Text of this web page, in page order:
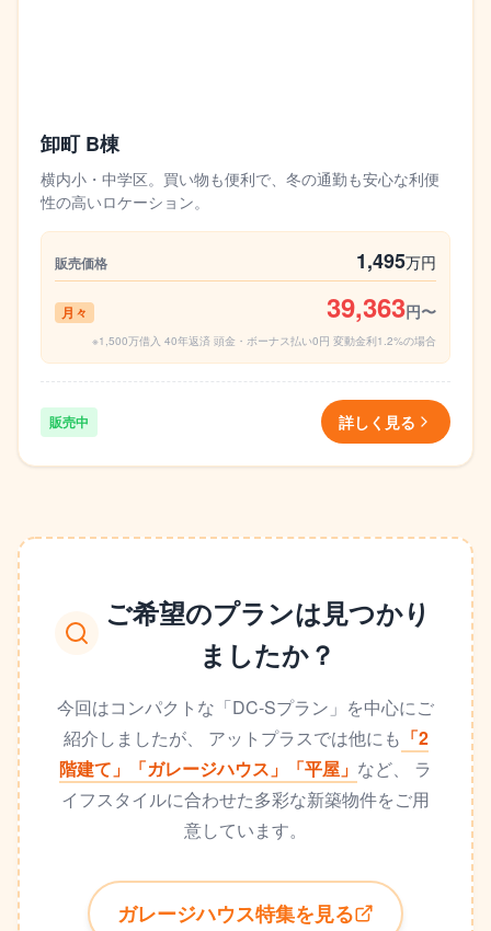
卸町 B棟
横内小・中学区。買い物も便利で、冬の通勤も安心な利便
性の高いロケーション。
販売価格 1,495万円
月々 39,363円〜
※1,500万借入 40年返済 頭金・ボーナス払い0円 変動金利1.2%の場合
販売中 詳しく見る
ご希望のプランは見つかり
ましたか？
今回はコンパクトな「DC-Sプラン」を中心にご
紹介しましたが、
アットプラスでは他にも 「2
階建て」「ガレージハウス」「平屋」 など、
ラ
イフスタイルに合わせた多彩な新築物件をご用
意しています。
ガレージハウス特集を見る